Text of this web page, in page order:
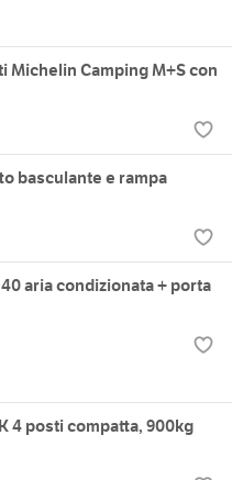
Michelin Camping M+S con
basculante e rampa
aria condizionata + porta
4 posti compatta, 900kg